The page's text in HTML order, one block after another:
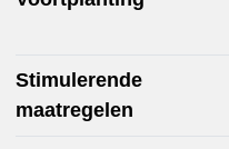
Stimulerende
maatregelen